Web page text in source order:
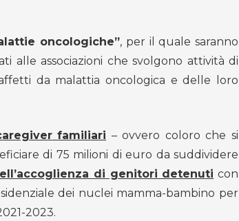
oncologiche”, per il quale saranno
alle associazioni che svolgono attività di
affetti da malattia oncologica e delle loro
familiari – ovvero coloro che si
di 75 milioni di euro da suddividere
di genitori detenuti con
dei nuclei mamma-bambino per
2023.